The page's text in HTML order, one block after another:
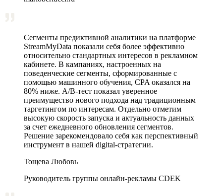
Сегменты предиктивной аналитики на платформе
StreamMyData показали себя более эффективно
относительно стандартных интересов в рекламном
кабинете. В кампаниях, настроенных на
поведенческие сегменты, сформированные с
помощью машинного обучения, CPA оказался на
80% ниже. A/B‑тест показал уверенное
преимущество нового подхода над традиционным
таргетингом по интересам. Отдельно отметим
высокую скорость запуска и актуальность данных
за счет ежедневного обновления сегментов.
Решение зарекомендовало себя как перспективный
инструмент в нашей digital-стратегии.
Тощева Любовь
Руководитель группы онлайн-рекламы CDEK